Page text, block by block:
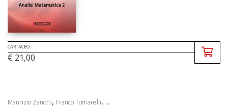
CARTACEO
€ 21,00
Maurizio Zanotti, Franco Tomarelli, ...